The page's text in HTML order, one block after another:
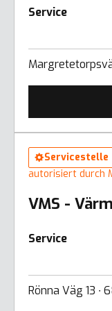
Service
Servicestelle
autorisiert durch
VMS -
Service
Rönna Väg 13 ∙